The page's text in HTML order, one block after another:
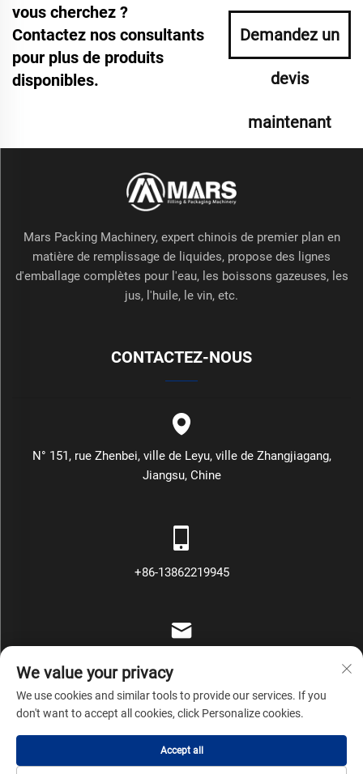
vous cherchez ?
Contactez nos consultants
pour plus de produits
disponibles.
Demandez un
devis
maintenant
Mars Packing Machinery, expert chinois de premier plan en
matière de remplissage de liquides, propose des lignes
d'emballage complètes pour l'eau, les boissons gazeuses, les
jus, l'huile, le vin, etc.
CONTACTEZ-NOUS
N° 151, rue Zhenbei, ville de Leyu, ville de Zhangjiagang,
Jiangsu, Chine
+86-13862219945
Droits d'auteur © Zhangjiagang Mars Packing Machinery Co., Ltd
Politique de confidentialité
We value your privacy
We use cookies and similar tools to provide our services. If you
don't want to accept all cookies, click Personalize cookies.
Accept all